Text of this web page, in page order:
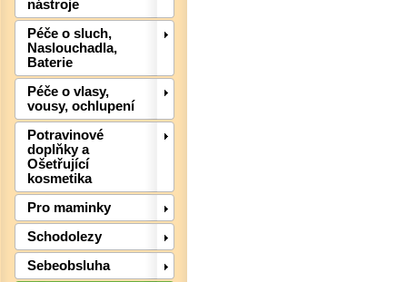
nástroje
Péče o sluch,
Naslouchadla,
Baterie
Péče o vlasy,
vousy, ochlupení
Potravinové
doplňky a
Ošetřující
kosmetika
Pro maminky
Schodolezy
Sebeobsluha